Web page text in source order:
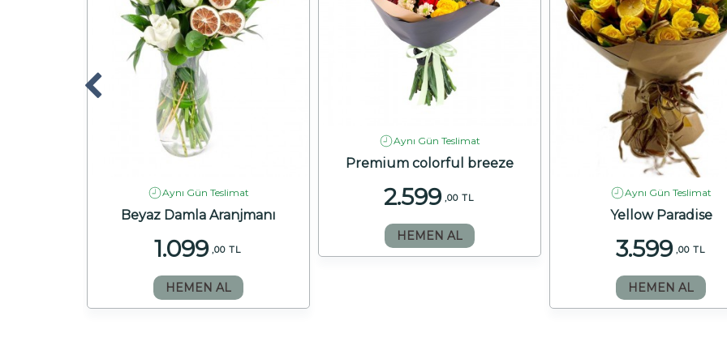
Aynı Gün Teslimat
Beyaz Damla Aranjmanı
1.099 ,00 TL
HEMEN AL
Aynı Gün Teslimat
Premium colorful breeze
2.599 ,00 TL
HEMEN AL
Aynı Gün Teslimat
Yellow Paradise
3.599 ,00 TL
HEMEN AL